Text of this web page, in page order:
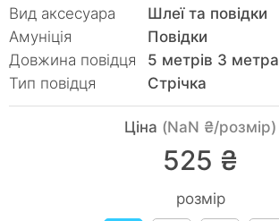
Вид аксесуара
Шлеї та повідки
Амуніція
Повідки
Довжина повідця
5 метрів 3 метра
Тип повідця
Стрічка
Ціна (NaN ₴/розмір)
525 ₴
розмір